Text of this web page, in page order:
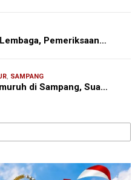
Pemeriksaan…
, SAMPANG
di Sampang, Sua…